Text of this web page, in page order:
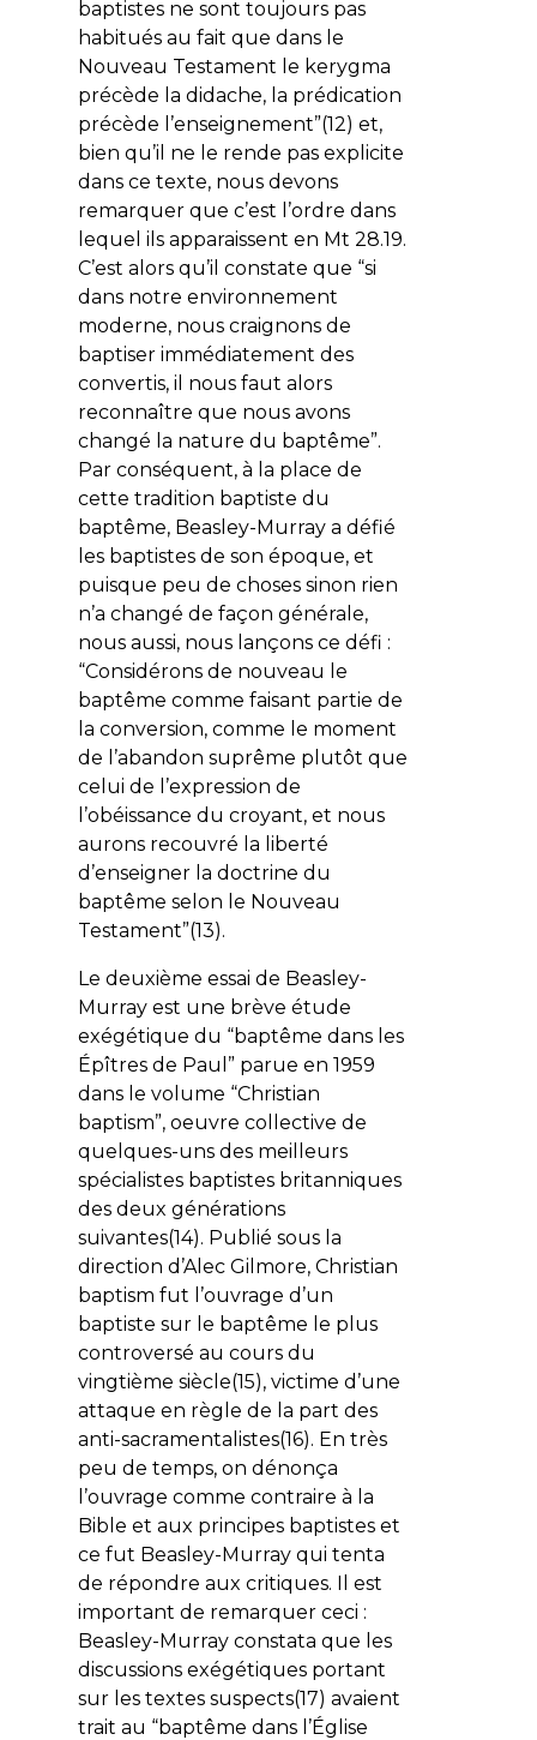
baptistes ne sont toujours pas
habitués au fait que dans le
Nouveau Testament le kerygma
précède la didache, la prédication
précède l’enseignement”(12) et,
bien qu’il ne le rende pas explicite
dans ce texte, nous devons
remarquer que c’est l’ordre dans
lequel ils apparaissent en Mt 28.19.
C’est alors qu’il constate que “si
dans notre environnement
moderne, nous craignons de
baptiser immédiatement des
convertis, il nous faut alors
reconnaître que nous avons
changé la nature du baptême”.
Par conséquent, à la place de
cette tradition baptiste du
baptême, Beasley-Murray a défié
les baptistes de son époque, et
puisque peu de choses sinon rien
n’a changé de façon générale,
nous aussi, nous lançons ce défi :
“Considérons de nouveau le
baptême comme faisant partie de
la conversion, comme le moment
de l’abandon suprême plutôt que
celui de l’expression de
l’obéissance du croyant, et nous
aurons recouvré la liberté
d’enseigner la doctrine du
baptême selon le Nouveau
Testament”(13).
Le deuxième essai de Beasley-
Murray est une brève étude
exégétique du “baptême dans les
Épîtres de Paul” parue en 1959
dans le volume “Christian
baptism”, oeuvre collective de
quelques-uns des meilleurs
spécialistes baptistes britanniques
des deux générations
suivantes(14). Publié sous la
direction d’Alec Gilmore, Christian
baptism fut l’ouvrage d’un
baptiste sur le baptême le plus
controversé au cours du
vingtième siècle(15), victime d’une
attaque en règle de la part des
anti-sacramentalistes(16). En très
peu de temps, on dénonça
l’ouvrage comme contraire à la
Bible et aux principes baptistes et
ce fut Beasley-Murray qui tenta
de répondre aux critiques. Il est
important de remarquer ceci :
Beasley-Murray constata que les
discussions exégétiques portant
sur les textes suspects(17) avaient
trait au “baptême dans l’Église